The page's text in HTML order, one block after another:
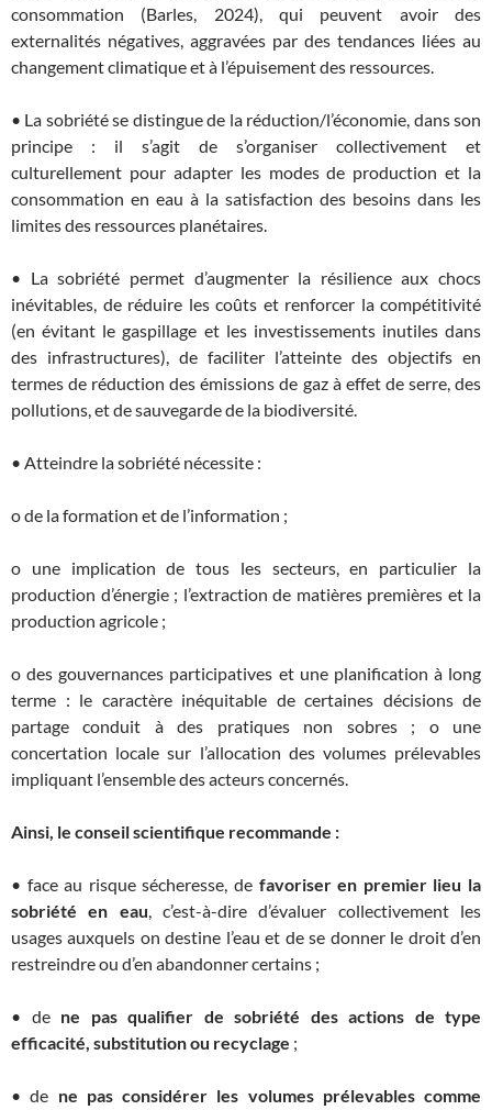
consommation (Barles, 2024), qui peuvent avoir des
externalités négatives, aggravées par des tendances liées au
changement climatique et à l’épuisement des ressources.
• La sobriété se distingue de la réduction/l’économie, dans son
principe : il s’agit de s’organiser collectivement et
culturellement pour adapter les modes de production et la
consommation en eau à la satisfaction des besoins dans les
limites des ressources planétaires.
• La sobriété permet d’augmenter la résilience aux chocs
inévitables, de réduire les coûts et renforcer la compétitivité
(en évitant le gaspillage et les investissements inutiles dans
des infrastructures), de faciliter l’atteinte des objectifs en
termes de réduction des émissions de gaz à effet de serre, des
pollutions, et de sauvegarde de la biodiversité.
• Atteindre la sobriété nécessite :
o de la formation et de l’information ;
o une implication de tous les secteurs, en particulier la
production d’énergie ; l’extraction de matières premières et la
production agricole ;
o des gouvernances participatives et une planification à long
terme : le caractère inéquitable de certaines décisions de
partage conduit à des pratiques non sobres ; o une
concertation locale sur l’allocation des volumes prélevables
impliquant l’ensemble des acteurs concernés.
Ainsi, le conseil scientifique recommande :
• face au risque sécheresse, de favoriser en premier lieu la
sobriété en eau, c’est-à-dire d’évaluer collectivement les
usages auxquels on destine l’eau et de se donner le droit d’en
restreindre ou d’en abandonner certains ;
• de ne pas qualifier de sobriété des actions de type
efficacité, substitution ou recyclage ;
• de ne pas considérer les volumes prélevables comme